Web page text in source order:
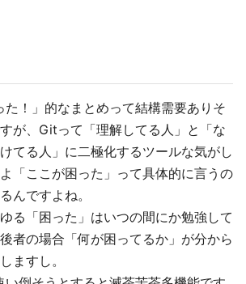
た！」的なまとめって結構需要ありそ
が、Gitって「理解してる人」と「な
てる人」に二極化するツールな気がし
「ここが困った」って具体的に言うの
んですよね。
る「困った」はいつの間にか勉強して
者の場合「何が困ってるか」が分から
ますし。